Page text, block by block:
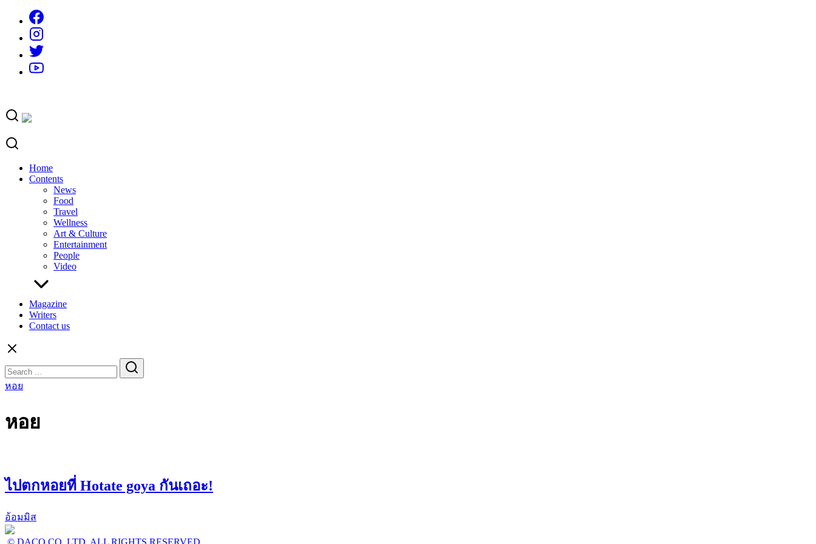
content
Home
Contents
News
Food
Travel
Wellness
Art & Culture
Entertainment
People
Video
Magazine
Writers
Contact us
for:
หอย
หอย
ไปตกหอยที่ Hotate goya กันเถอะ!
อ้อมมิส
© DACO CO.,LTD. ALL RIGHTS RESERVED.